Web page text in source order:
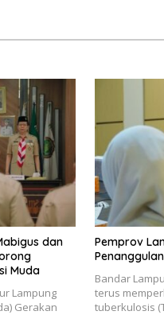
dan
Muda
Lampung
Gerakan
Pemprov
Bandar
terus
tuberkulosis